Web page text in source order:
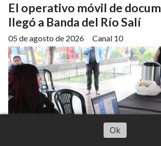
El operativo móvil de
llegó a Banda del Río Salí
Canal 10
05 de agosto de 2026
Ok